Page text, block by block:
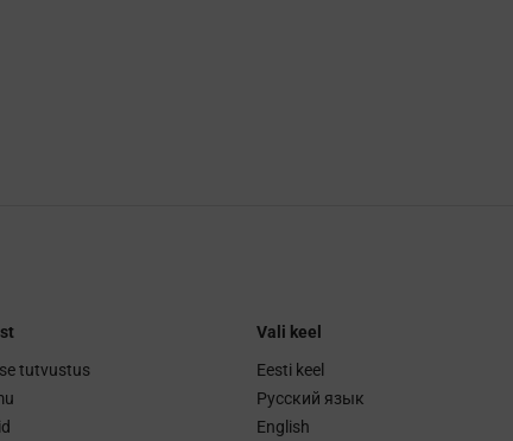
tutvustus
Vali keel
Eesti keel
Русский язык
English